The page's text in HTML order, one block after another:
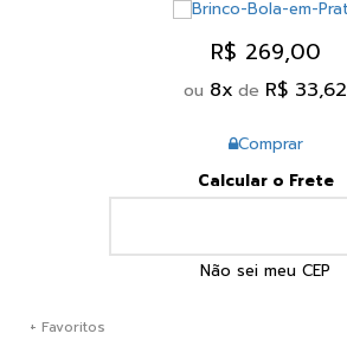
R$ 269,00
ou 8x de R$ 33,62
Comprar
Calcular o Frete
Não sei meu CEP
+ Favoritos